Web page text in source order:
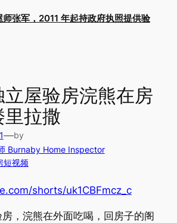
张军，2011 年起持政府执照提供验
屋验房浣熊在房
拉撒
—by
Burnaby Home Inspector
短视频
shorts/uk1CBFmcz_c
，浣熊在外面吃喝，回房子的阁